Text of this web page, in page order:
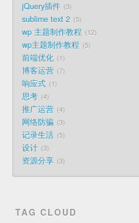
jQuery插件 3
sublime text 2 5
wp 主题制作教程 12
wp主题制作教程 5
前端优化 1
博客运营 7
响应式 1
思考 4
推广运营 4
网络防骗 3
记录生活 5
设计 3
资源分享 3
TAG CLOUD